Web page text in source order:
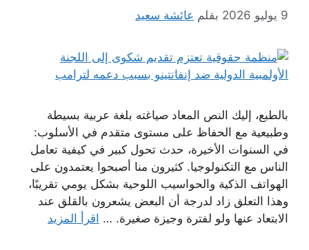
9 يوليو 2026 بقلم عائشة سعيد
بالطبع، إليك النص المعاد صياغته بلغة عربية بسيطة
وطبيعية مع الحفاظ على مستوى متقدم في الأسلوب:
في السنوات الأخيرة، حدث تحول كبير في كيفية تعامل
الناس مع التكنولوجيا. كثيرون منا أصبحوا يعتمدون على
الهواتف الذكية والحواسيب اللوحية بشكل يومي تقريبًا،
وهذا التعلق زاد لدرجة أن البعض يشعرون بالقلق عند
الابتعاد عنها ولو لفترة وجيزة صغيرة. … اقرأ المزيد